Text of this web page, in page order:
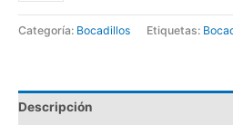
Categoría: Bocadillos Etiquetas:
Descripción